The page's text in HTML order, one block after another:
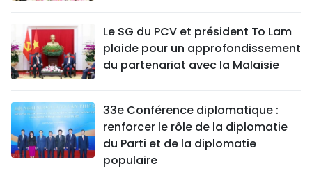
Le SG du PCV et président To Lam
plaide pour un approfondissement
du partenariat avec la Malaisie
33e Conférence diplomatique :
renforcer le rôle de la diplomatie
du Parti et de la diplomatie
populaire